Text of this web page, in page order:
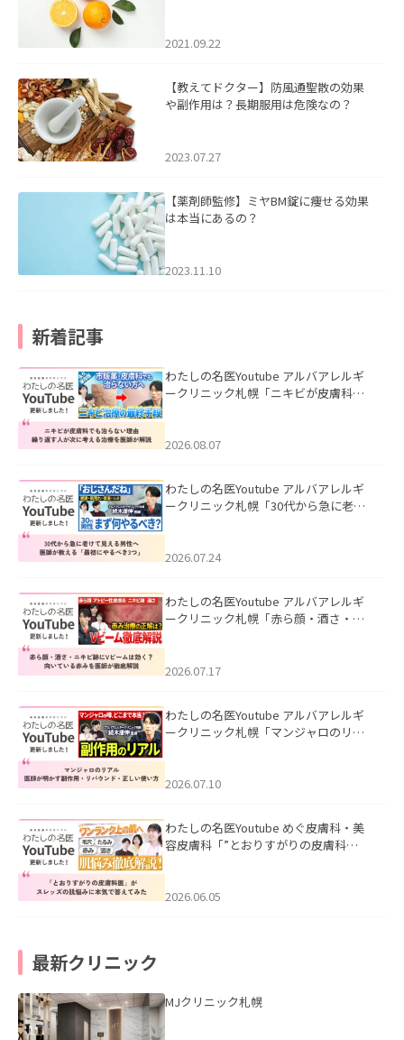
2021.09.22
【教えてドクター】防風通聖散の効果
や副作用は？長期服用は危険なの？
2023.07.27
【薬剤師監修】ミヤBM錠に痩せる効果
は本当にあるの？
2023.11.10
新着記事
わたしの名医Youtube アルバアレルギ
ークリニック札幌「ニキビが皮膚科で
ました。
2026.08.07
わたしの名医Youtube アルバアレルギ
ークリニック札幌「30代から急に老け
た。
2026.07.24
わたしの名医Youtube アルバアレルギ
ークリニック札幌「赤ら顔・酒さ・ニ
した。
2026.07.17
わたしの名医Youtube アルバアレルギ
ークリニック札幌「マンジャロのリア
た。
2026.07.10
わたしの名医Youtube めぐ皮膚科・美
容皮膚科「”とおりすがりの皮膚科
2026.06.05
最新クリニック
MJクリニック札幌